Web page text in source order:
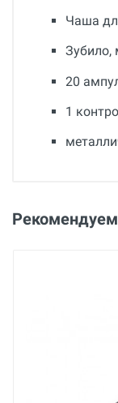
Чаша
Зубило,
20
1
12 месяцев
Оценка